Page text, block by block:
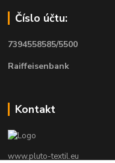
Číslo účtu:
7394558585/5500
Raiffeisenbank
Kontakt
www.pluto-textil.eu